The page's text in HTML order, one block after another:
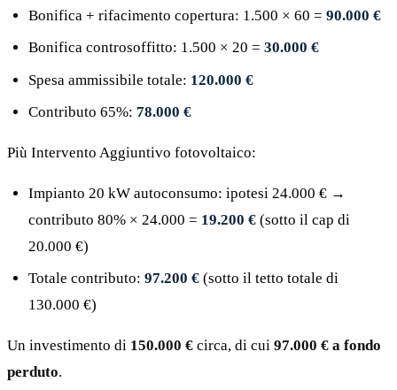
Bonifica + rifacimento copertura: 1.500 × 60 = 90.000 €
Bonifica controsoffitto: 1.500 × 20 = 30.000 €
Spesa ammissibile totale: 120.000 €
Contributo 65%: 78.000 €
Più Intervento Aggiuntivo fotovoltaico:
Impianto 20 kW autoconsumo: ipotesi 24.000 € →
contributo 80% × 24.000 = 19.200 € (sotto il cap di
20.000 €)
Totale contributo: 97.200 € (sotto il tetto totale di
130.000 €)
Un investimento di 150.000 € circa, di cui 97.000 € a fondo
perduto.